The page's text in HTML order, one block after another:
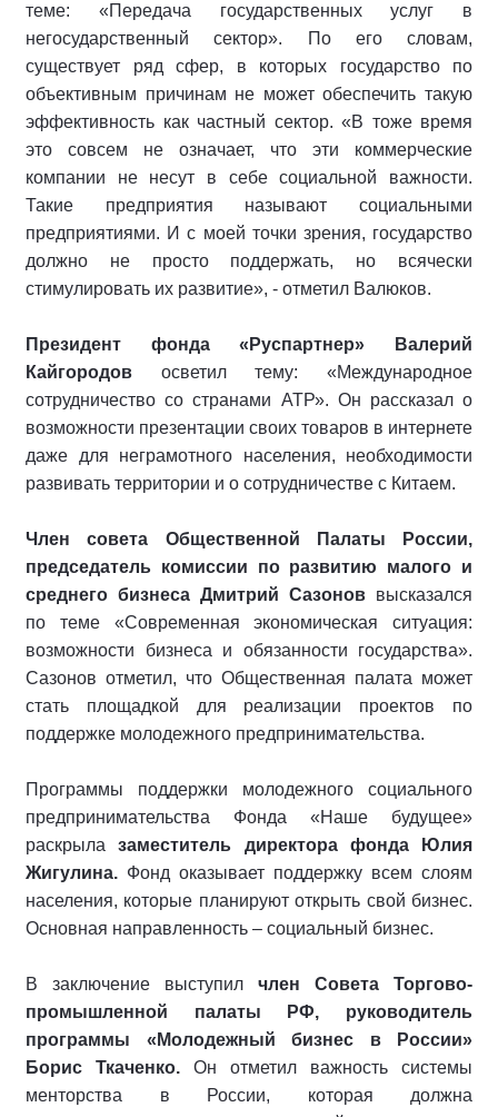
теме: «Передача государственных услуг в
негосударственный сектор». По его словам,
существует ряд сфер, в которых государство по
объективным причинам не может обеспечить такую
эффективность как частный сектор. «В тоже время
это совсем не означает, что эти коммерческие
компании не несут в себе социальной важности.
Такие предприятия называют социальными
предприятиями. И с моей точки зрения, государство
должно не просто поддержать, но всячески
стимулировать их развитие», - отметил Валюков.
Президент фонда «Руспартнер» Валерий
Кайгородов осветил тему: «Международное
сотрудничество со странами АТР». Он рассказал о
возможности презентации своих товаров в интернете
даже для неграмотного населения, необходимости
развивать территории и о сотрудничестве с Китаем.
Член совета Общественной Палаты России,
председатель комиссии по развитию малого и
среднего бизнеса Дмитрий Сазонов высказался
по теме «Современная экономическая ситуация:
возможности бизнеса и обязанности государства».
Сазонов отметил, что Общественная палата может
стать площадкой для реализации проектов по
поддержке молодежного предпринимательства.
Программы поддержки молодежного социального
предпринимательства Фонда «Наше будущее»
раскрылазаместитель директора фонда Юлия
Жигулина. Фонд оказывает поддержку всем слоям
населения, которые планируют открыть свой бизнес.
Основная направленность – социальный бизнес.
В заключение выступил член Совета Торгово-
промышленной палаты РФ, руководитель
программы «Молодежный бизнес в России»
Борис Ткаченко. Он отметил важность системы
менторства в России, которая должна